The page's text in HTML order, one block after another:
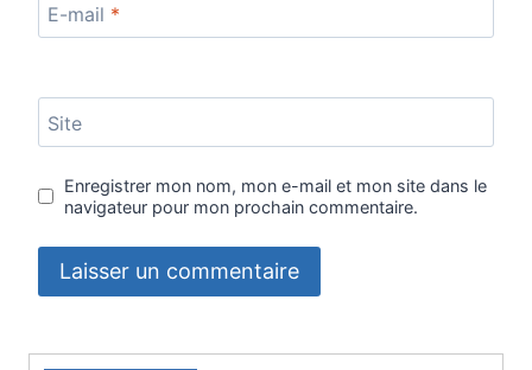
E-mail *
Site
Enregistrer mon nom, mon e-mail et mon site dans le
navigateur pour mon prochain commentaire.